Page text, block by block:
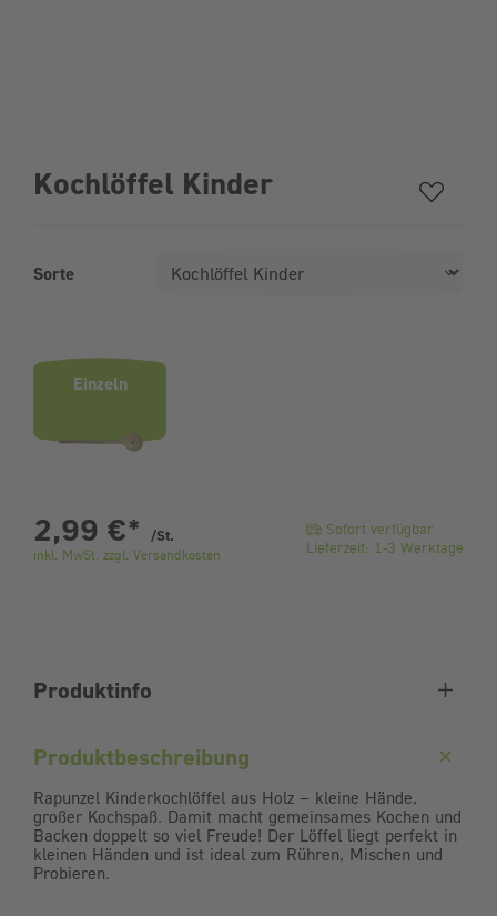
Kochlöffel Kinder
Sorte
Einzeln
2,99 €* /St.
inkl. MwSt. zzgl. Versandkosten
Sofort verfügbar
Lieferzeit: 1-3 Werktage
Produktinfo
Produktbeschreibung
Rapunzel Kinderkochlöffel aus Holz – kleine Hände,
großer Kochspaß. Damit macht gemeinsames Kochen und
Backen doppelt so viel Freude! Der Löffel liegt perfekt in
kleinen Händen und ist ideal zum Rühren, Mischen und
Probieren.